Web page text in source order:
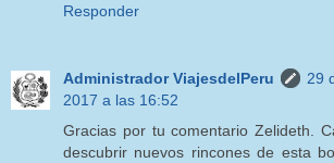
Responder
Administrador ViajesdelPeru
29
2017 a las 16:52
Gracias por tu comentario Zelideth.
descubrir nuevos rincones de esta